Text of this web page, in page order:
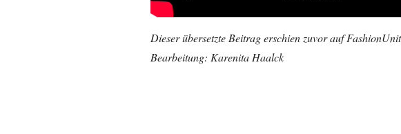
Dieser übersetzte Beitrag erschien zuvor auf
Bearbeitung: Karenita Haalck